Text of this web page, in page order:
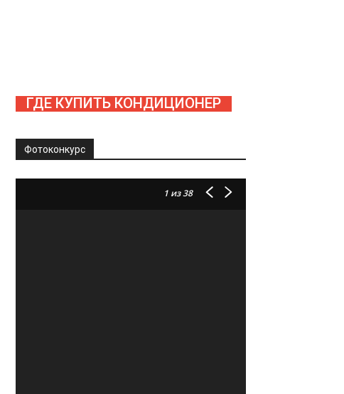
ГДЕ КУПИТЬ КОНДИЦИОНЕР
Фотоконкурс
1 из 38